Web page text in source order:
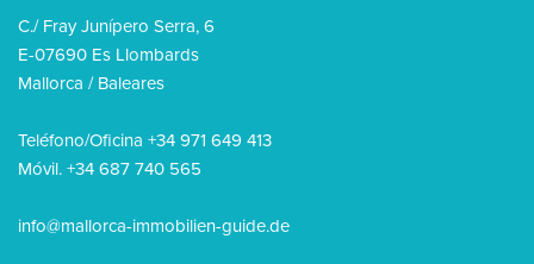
C./ Fray Junípero Serra, 6
E-07690 Es Llombards
Mallorca / Baleares
Teléfono/Oficina +34 971 649 413
Móvil. +34 687 740 565
info@mallorca-immobilien-guide.de